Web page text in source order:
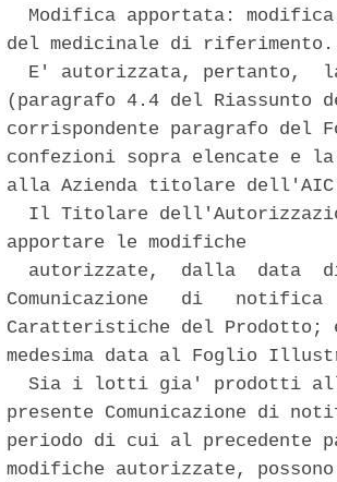
Modifica apportata:
del medicinale di
E' autorizzata, pertanto,
(paragrafo 4.4 del
corrispondente paragrafo
confezioni sopra elencate
alla Azienda titolare
Il Titolare
apportare le modifiche
autorizzate,  dalla  data
Comunicazione   di
Caratteristiche del
medesima data al Foglio
Sia i lotti gia' prodotti
presente Comunicazione di
periodo di cui al precedente
modifiche autorizzate,